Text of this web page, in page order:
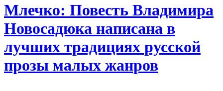
Млечко: Повесть Владимира
Новосадюка написана в
лучших традициях русской
прозы малых жанров